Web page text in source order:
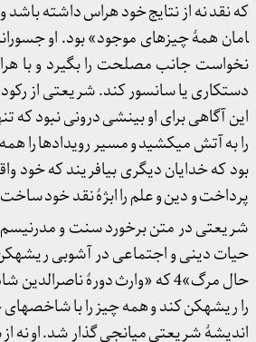
امان همۀ چیزهای موجود» بود. او
نخواست جانب مصلحت را بگیرد و با
دستکاری یا سانسور کند. شریعتی از
این آگاهی برای او بینشی درونی نبود
بود که خدایان دیگری بیافریند که خود
پرداخت و دین و علم را ابژۀ نقد خود
شریعتی در متن برخورد سنت و مدرنیسم
حیات دینی و اجتماعی در آشوبی ریشه­کن
را ریشه­کن کند و همه چیز را با شاخص­های
اندیشۀ شریعتی میانجی گذار شد. او نه